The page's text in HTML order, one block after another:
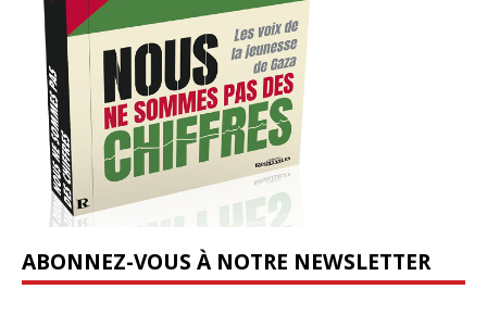
ABONNEZ-VOUS À NOTRE NEWSLETTER